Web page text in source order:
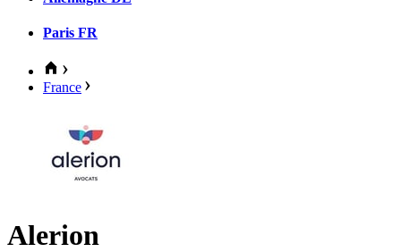
Paris FR
France
Alerion